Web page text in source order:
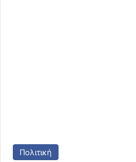
Πολιτική